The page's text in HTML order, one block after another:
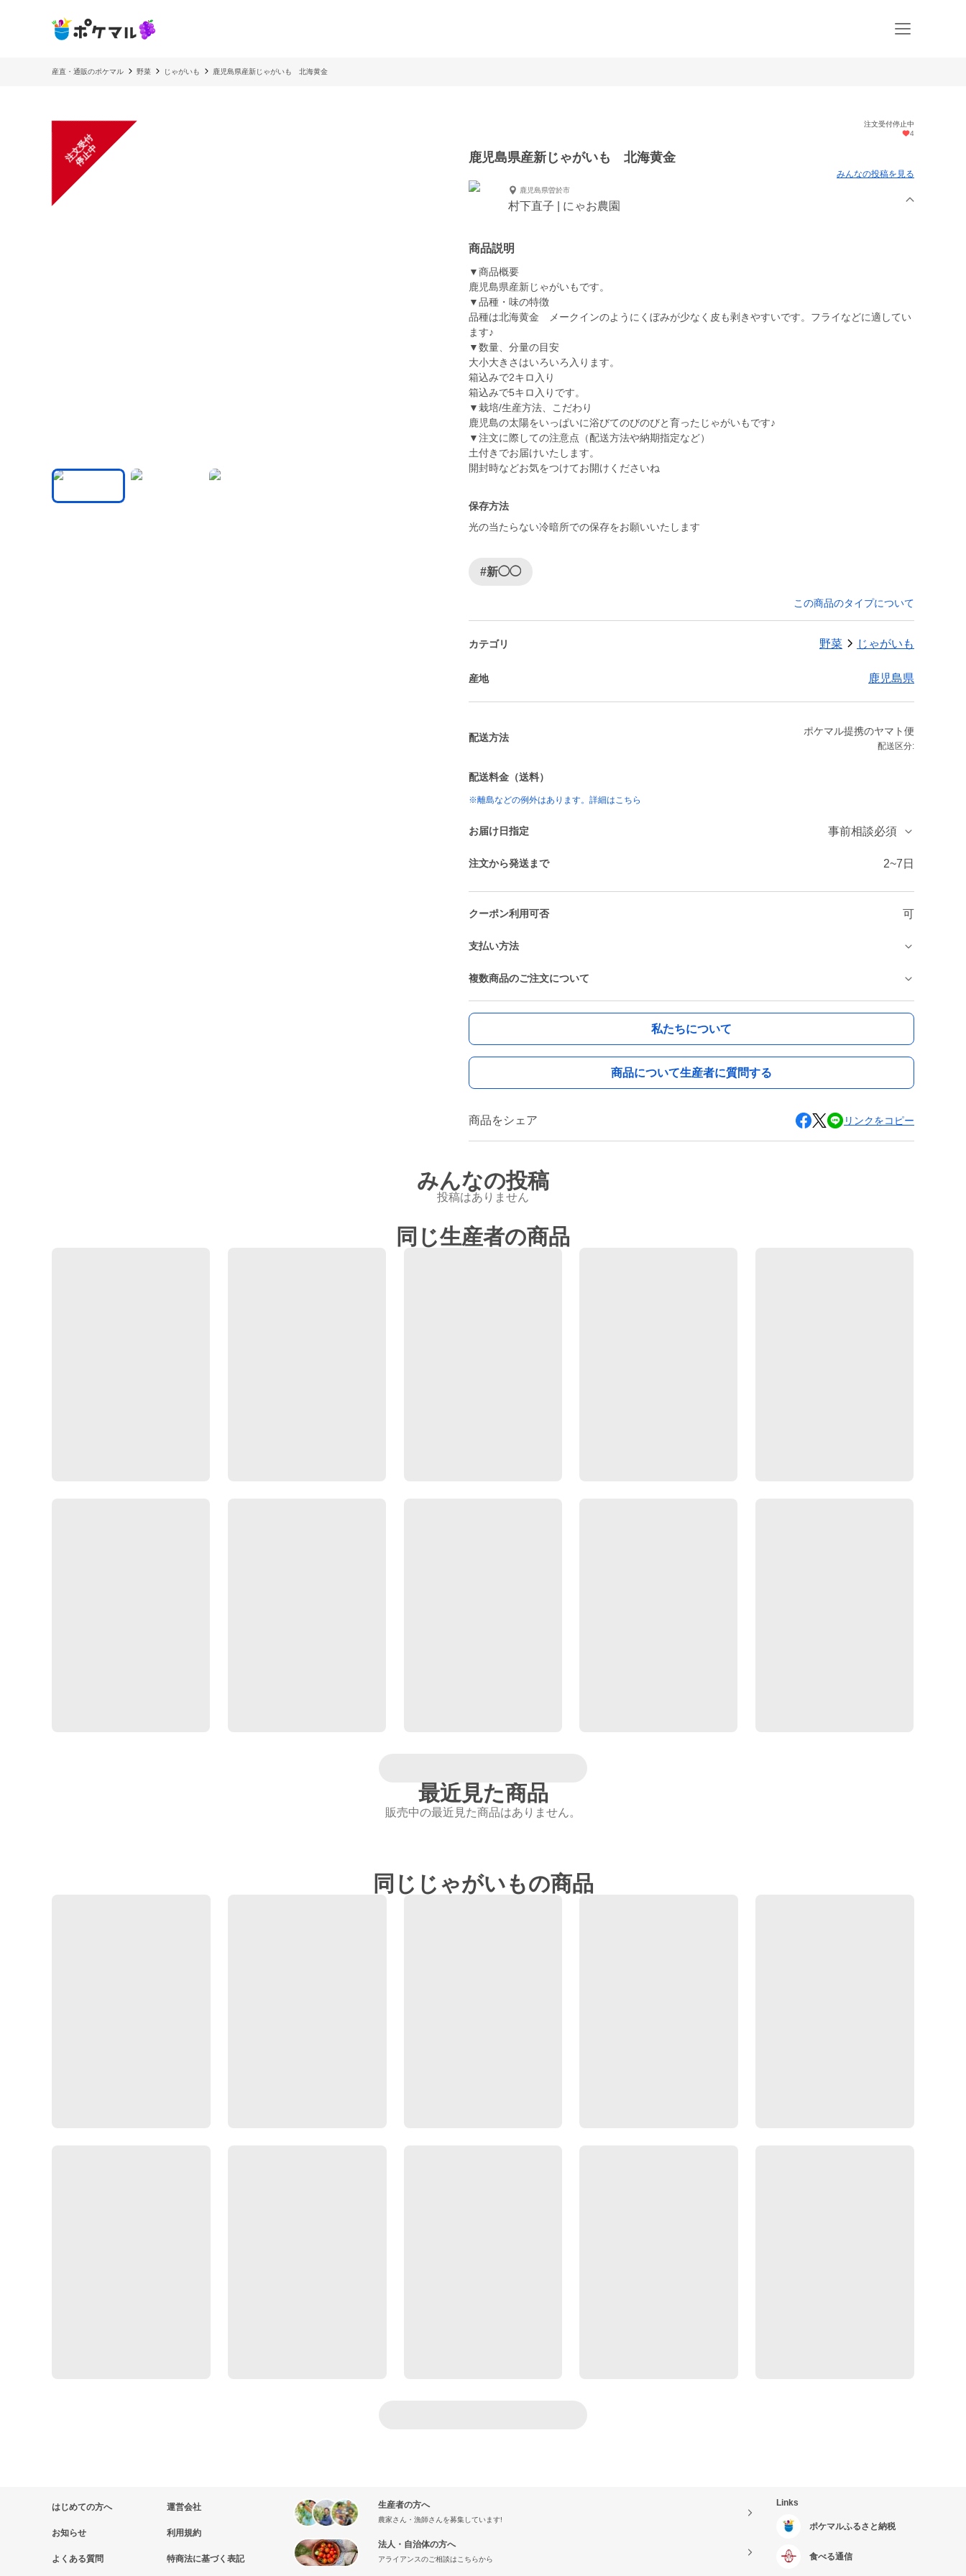
産直・通販のポケマル 野菜 じゃがいも 鹿児島県産新じゃがいも 北海黄金
注
文
受
付
停
止
中
注文受付停止中
4
鹿児島県産新じゃがいも 北海黄金
みんなの投稿を見る
鹿児島県曽於市
村下直子 | にゃお農園
商品説明
▼商品概要
鹿児島県産新じゃがいもです。
▼品種・味の特徴
品種は北海黄金 メークインのようにくぼみが少なく皮も剥きやすいです。フライなどに適してい
ます♪
▼数量、分量の目安
大小大きさはいろいろ入ります。
箱込みで2キロ入り
箱込みで5キロ入りです。
▼栽培/生産方法、こだわり
鹿児島の太陽をいっぱいに浴びてのびのびと育ったじゃがいもです♪
▼注文に際しての注意点（配送方法や納期指定など）
土付きでお届けいたします。
開封時などお気をつけてお開けくださいね
保存方法
光の当たらない冷暗所での保存をお願いいたします
#新◯◯
この商品のタイプについて
カテゴリ 野菜 じゃがいも
産地 鹿児島県
配送方法
ポケマル提携のヤマト便
配送区分:
配送料金（送料）
※離島などの例外はあります。詳細はこちら
お届け日指定 事前相談必須
注文から発送まで 2~7日
クーポン利用可否 可
支払い方法
複数商品のご注文について
私たちについて
商品について生産者に質問する
商品をシェア リンクをコピー
みんなの投稿
投稿はありません
同じ生産者の商品
最近見た商品
販売中の最近見た商品はありません。
同じじゃがいもの商品
はじめての方へ
お知らせ
よくある質問
運営会社
利用規約
特商法に基づく表記
生産者の方へ
農家さん・漁師さんを募集しています!
法人・自治体の方へ
アライアンスのご相談はこちらから
Links
ポケマルふるさと納税
食べる通信